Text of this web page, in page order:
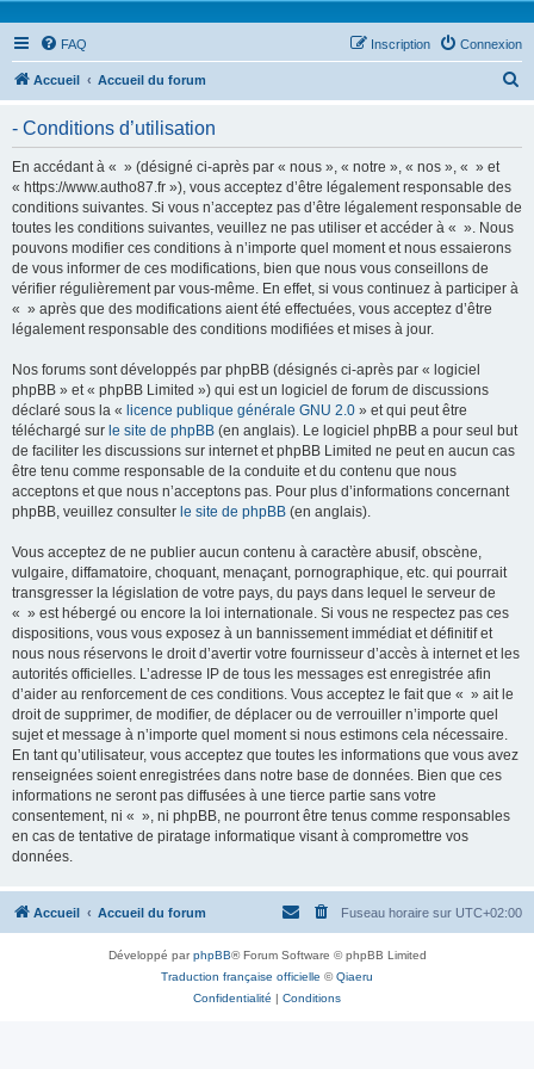
FAQ Connexion
Inscription
Accueil Accueil du forum
- Conditions d’utilisation
En accédant à « » (désigné ci-après par « nous », « notre », « nos », « » et
« https://www.autho87.fr »), vous acceptez d’être légalement responsable des
conditions suivantes. Si vous n’acceptez pas d’être légalement responsable de
toutes les conditions suivantes, veuillez ne pas utiliser et accéder à « ». Nous
pouvons modifier ces conditions à n’importe quel moment et nous essaierons
de vous informer de ces modifications, bien que nous vous conseillons de
vérifier régulièrement par vous-même. En effet, si vous continuez à participer à
« » après que des modifications aient été effectuées, vous acceptez d’être
légalement responsable des conditions modifiées et mises à jour.
Nos forums sont développés par phpBB (désignés ci-après par « logiciel
phpBB » et « phpBB Limited ») qui est un logiciel de forum de discussions
déclaré sous la « licence publique générale GNU 2.0 » et qui peut être
téléchargé sur le site de phpBB (en anglais). Le logiciel phpBB a pour seul but
de faciliter les discussions sur internet et phpBB Limited ne peut en aucun cas
être tenu comme responsable de la conduite et du contenu que nous
acceptons et que nous n’acceptons pas. Pour plus d’informations concernant
phpBB, veuillez consulter le site de phpBB (en anglais).
Vous acceptez de ne publier aucun contenu à caractère abusif, obscène,
vulgaire, diffamatoire, choquant, menaçant, pornographique, etc. qui pourrait
transgresser la législation de votre pays, du pays dans lequel le serveur de
« » est hébergé ou encore la loi internationale. Si vous ne respectez pas ces
dispositions, vous vous exposez à un bannissement immédiat et définitif et
nous nous réservons le droit d’avertir votre fournisseur d’accès à internet et les
autorités officielles. L’adresse IP de tous les messages est enregistrée afin
d’aider au renforcement de ces conditions. Vous acceptez le fait que « » ait le
droit de supprimer, de modifier, de déplacer ou de verrouiller n’importe quel
sujet et message à n’importe quel moment si nous estimons cela nécessaire.
En tant qu’utilisateur, vous acceptez que toutes les informations que vous avez
renseignées soient enregistrées dans notre base de données. Bien que ces
informations ne seront pas diffusées à une tierce partie sans votre
consentement, ni « », ni phpBB, ne pourront être tenus comme responsables
en cas de tentative de piratage informatique visant à compromettre vos
données.
Accueil Accueil du forum Fuseau horaire sur UTC+02:00
Développé parphpBB® Forum Software © phpBB Limited
Traduction française officielle ©Qiaeru
Confidentialité | Conditions